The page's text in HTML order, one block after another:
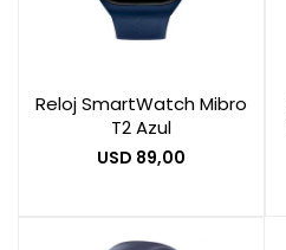
Reloj SmartWatch Mibro
T2 Azul
USD 89,00
Smart Home